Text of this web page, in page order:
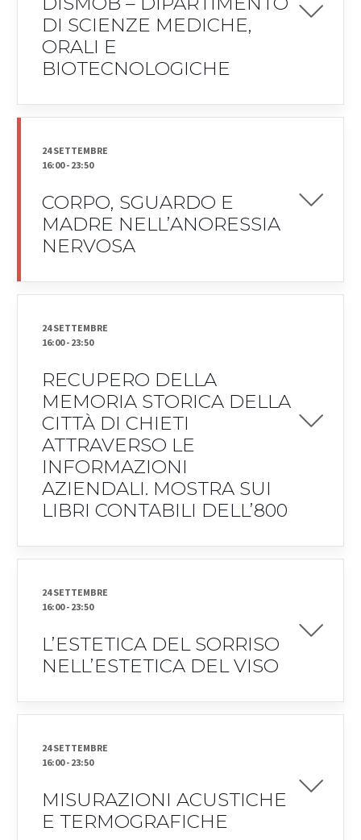
DI SCIENZE MEDICHE,
ORALI E
BIOTECNOLOGICHE
24 SETTEMBRE
16:00- 23:50
CORPO, SGUARDO E
MADRE NELL’ANORESSIA
NERVOSA
24 SETTEMBRE
16:00- 23:50
RECUPERO DELLA
MEMORIA STORICA DELLA
CITTÀ DI CHIETI
ATTRAVERSO LE
INFORMAZIONI
AZIENDALI. MOSTRA SUI
LIBRI CONTABILI DELL’800
24 SETTEMBRE
16:00- 23:50
L’ESTETICA DEL SORRISO
NELL’ESTETICA DEL VISO
24 SETTEMBRE
16:00- 23:50
MISURAZIONI ACUSTICHE
E TERMOGRAFICHE